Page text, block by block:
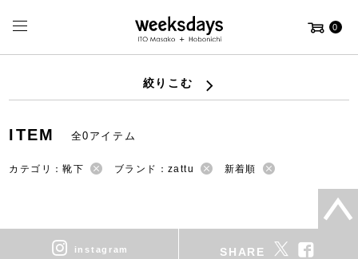
0
絞りこむ
ITEM 全0アイテム
カテゴリ：靴下 ブランド：zattu 新着順
instagram SHARE